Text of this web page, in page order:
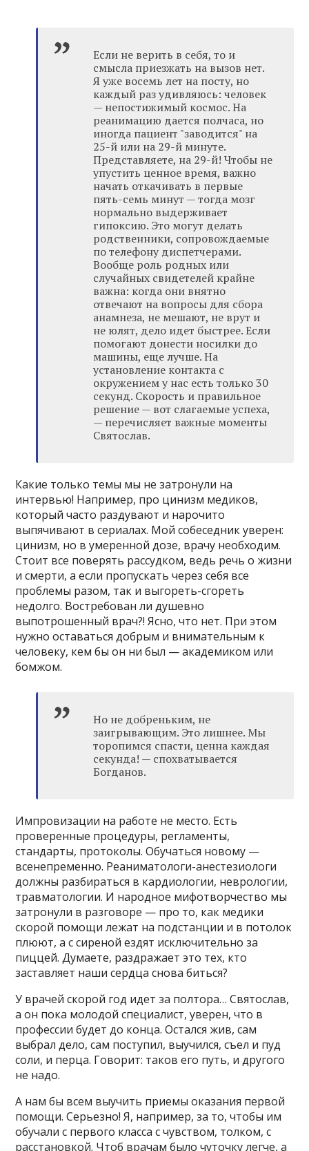
Если не верить в себя, то и
смысла приезжать на вызов нет.
Я уже восемь лет на посту, но
каждый раз удивляюсь: человек
— непостижимый космос. На
реанимацию дается полчаса, но
иногда пациент "заводится" на
25-й или на 29-й минуте.
Представляете, на 29-й! Чтобы не
упустить ценное время, важно
начать откачивать в первые
пять-семь минут — тогда мозг
нормально выдерживает
гипоксию. Это могут делать
родственники, сопровождаемые
по телефону диспетчерами.
Вообще роль родных или
случайных свидетелей крайне
важна: когда они внятно
отвечают на вопросы для сбора
анамнеза, не мешают, не врут и
не юлят, дело идет быстрее. Если
помогают донести носилки до
машины, еще лучше. На
установление контакта с
окружением у нас есть только 30
секунд. Скорость и правильное
решение — вот слагаемые успеха,
— перечисляет важные моменты
Святослав.
Какие только темы мы не затронули на
интервью! Например, про цинизм медиков,
который часто раздувают и нарочито
выпячивают в сериалах. Мой собеседник уверен:
цинизм, но в умеренной дозе, врачу необходим.
Стоит все поверять рассудком, ведь речь о жизни
и смерти, а если пропускать через себя все
проблемы разом, так и выгореть-сгореть
недолго. Востребован ли душевно
выпотрошенный врач?! Ясно, что нет. При этом
нужно оставаться добрым и внимательным к
человеку, кем бы он ни был — академиком или
бомжом.
Но не добреньким, не
заигрывающим. Это лишнее. Мы
торопимся спасти, ценна каждая
секунда! — спохватывается
Богданов.
Импровизации на работе не место. Есть
проверенные процедуры, регламенты,
стандарты, протоколы. Обучаться новому —
всенепременно. Реаниматологи-анестезиологи
должны разбираться в кардиологии, неврологии,
травматологии. И народное мифотворчество мы
затронули в разговоре — про то, как медики
скорой помощи лежат на подстанции и в потолок
плюют, а с сиреной ездят исключительно за
пиццей. Думаете, раздражает это тех, кто
заставляет наши сердца снова биться?
У врачей скорой год идет за полтора… Святослав,
а он пока молодой специалист, уверен, что в
профессии будет до конца. Остался жив, сам
выбрал дело, сам поступил, выучился, съел и пуд
соли, и перца. Говорит: таков его путь, и другого
не надо.
А нам бы всем выучить приемы оказания первой
помощи. Серьезно! Я, например, за то, чтобы им
обучали с первого класса с чувством, толком, с
расстановкой. Чтоб врачам было чуточку легче, а